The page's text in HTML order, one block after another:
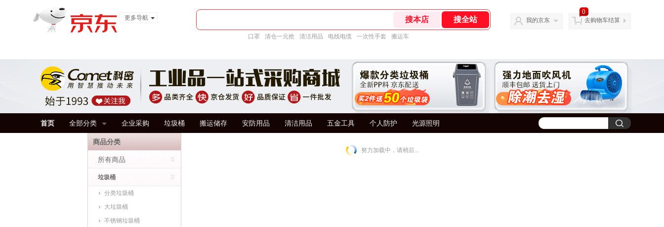
更多导航
口罩 清仓一元抢 清洁用品 电线电缆 一次性手套 搬运车
我的京东
0
去购物车结算
首页 全部分类 企业采购 垃圾桶 搬运储存 安防用品 清洁用品 五金工具 个人防护 光源照明
商品分类
所有商品
垃圾桶
分类垃圾桶
大垃圾桶
不锈钢垃圾桶
努力加载中，请稍后...